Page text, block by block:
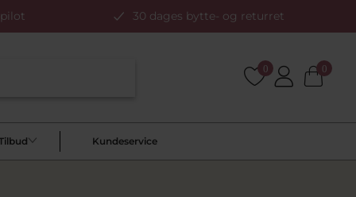
30 dages bytte- og returret
0 0
Kundeservice